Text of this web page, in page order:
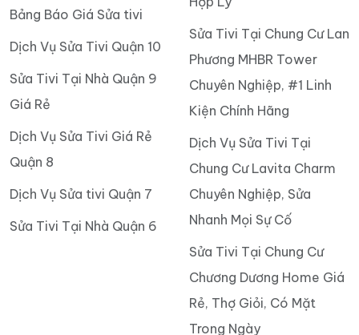
Bảng Báo Giá Sửa tivi
Dịch Vụ Sửa Tivi Quận 10
Sửa Tivi Tại Nhà Quận 9
Giá Rẻ
Dịch Vụ Sửa Tivi Giá Rẻ
Quận 8
Dịch Vụ Sửa tivi Quận 7
Sửa Tivi Tại Nhà Quận 6
Sửa Tivi Tại Chung Cư Lan
Phương MHBR Tower
Chuyên Nghiệp, #1 Linh
Kiện Chính Hãng
Dịch Vụ Sửa Tivi Tại
Chung Cư Lavita Charm
Chuyên Nghiệp, Sửa
Nhanh Mọi Sự Cố
Sửa Tivi Tại Chung Cư
Chương Dương Home Giá
Rẻ, Thợ Giỏi, Có Mặt
Trong Ngày